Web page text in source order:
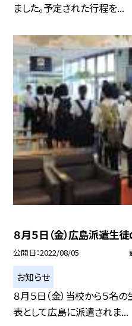
ました。予定された行程を...
８月５日（金）広島派遣生
公開日 2022/08/05
お知らせ
８月５日（金）当校から５名
表として広島に派遣されま...